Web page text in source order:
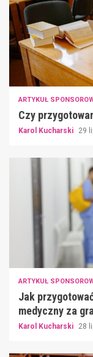
ARTYKUŁ
Czy
Karol Kucharski 29
ARTYKUŁ
Jak
medyczny za
Karol Kucharski 28